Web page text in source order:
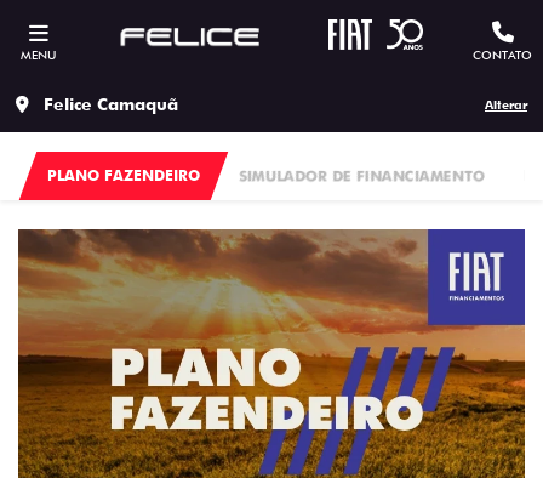
MENU CONTATO
Felice Camaquã Alterar
SIMULADOR DE FINANCIAMENTO
PLANO FAZENDEIRO